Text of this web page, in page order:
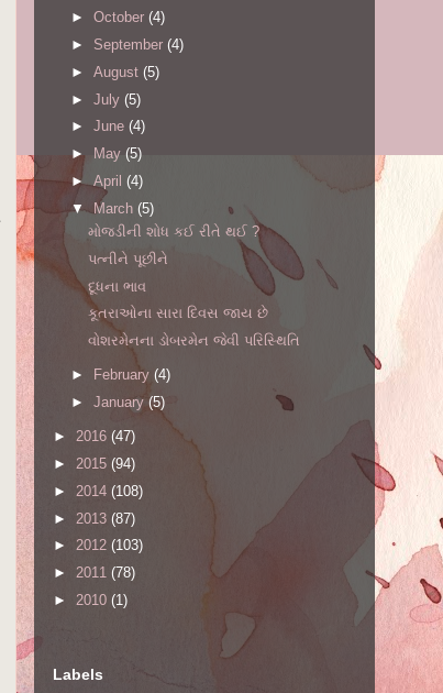
► October (4)
► September (4)
► August (5)
► July (5)
► June (4)
►
May (5)
► April (4)
▼ March (5)
મોજડીની શોધ કઈ રીતે થઈ ?
પત્નીને પૂછીને
દૂધના ભાવ
કૂતરાઓના સારા દિવસ જાય છે
વોશરમેનના ડોબરમેન જેવી પરિસ્થિતિ
► February (4)
► January (5)
► 2016 (47)
► 2015 (94)
► 2014 (108)
► 2013 (87)
► 2012 (103)
► 2011 (78)
► 2010 (1)
Labels